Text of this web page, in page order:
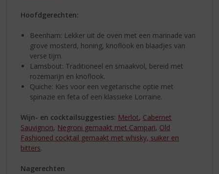
Hoofdgerechten:
Beenham: Lekker uit de oven met een marinade van
grove mosterd, honing, knoflook en blaadjes van
verse tijm.
Lamsbout: Traditioneel en smaakvol, bereid met
rozemarijn en knoflook.
Quiche: Kies voor een vegetarische optie met
spinazie en feta of een klassieke Lorraine.
Wijn- en cocktailsuggesties: Merlot, Cabernet
Sauvignon, Negroni gemaakt met Campari, Old
Fashioned cocktail gemaakt met whisky, suiker en
bitters.
Nagerechten